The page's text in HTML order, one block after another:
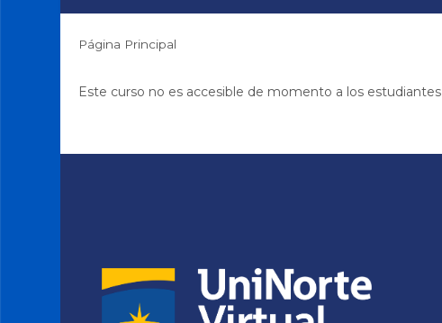
Página Principal
Este curso no es accesible de momento a los estudiantes